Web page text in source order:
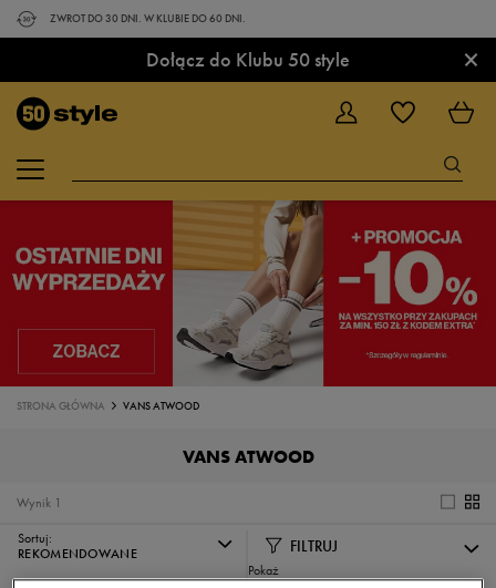
ZWROT DO 30 DNI. W KLUBIE DO 60 DNI.
Dołącz do Klubu 50 style ×
STRONA GŁÓWNA VANS ATWOOD
VANS ATWOOD
1
Wynik
Sortuj:
REKOMENDOWANE
FILTRUJ
Pokaż